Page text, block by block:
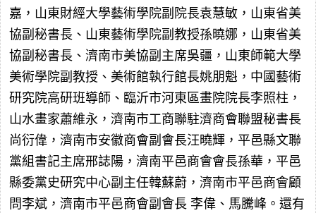
嘉，山東財經大學藝術學院副院長袁慧敏，山東省美
協副秘書長、山東藝術學院副教授孫曉娜，山東省美
協副秘書長、濟南市美協副主席吳疆，山東師範大學
美術學院副教授、美術館執行館長姚朋魁，中國藝術
研究院高研班導師、臨沂市河東區畫院院長李照柱，
山水畫家蕭維永，濟南市工商聯駐濟商會聯盟秘書長
尚衍偉，濟南市安徽商會副會長汪曉輝，平邑縣文聯
黨組書記主席邢誌陽，濟南平邑商會會長孫華，平邑
縣委黨史研究中心副主任韓蘇蔚，濟南市平邑商會顧
問李斌，濟南市平邑商會副會長 李偉、馬騰峰。還有